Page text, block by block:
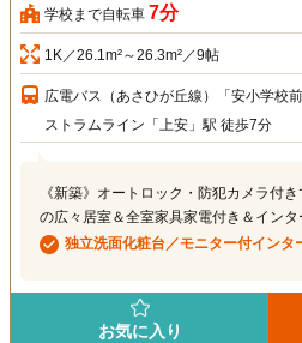
学校まで自転車 7分
1K／26.1m²～26.3m²／9帖
広電バス（あさひが丘線）「安小学校
ストラムライン「上安」駅 徒歩7分
《新築》オートロック・防犯カメラ付
の広々居室＆全室家具家電付き＆イン
独立洗面化粧台／モニター付インタ
お気に入り